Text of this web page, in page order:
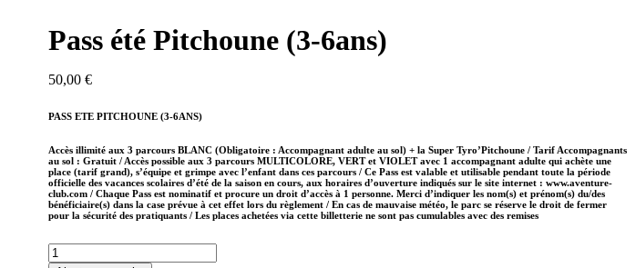
Pass été Pitchoune (3-6ans)
50,00 €
PASS ETE PITCHOUNE (3-6ANS)
Accès illimité aux 3 parcours BLANC (Obligatoire : Accompagnant adulte au sol)​ + la Super Tyro’Pitchoune / Tarif Accompagnants
au sol : Gratuit​ / Accès possible aux 3 parcours MULTICOLORE, VERT et VIOLET avec 1 accompagnant adulte qui achète une
place (tarif grand), s’équipe et grimpe avec l’enfant dans ces parcours​ / Ce Pass est valable et utilisable pendant toute la période
officielle des vacances scolaires d’été de la saison en cours, aux horaires d’ouverture indiqués sur le site internet : www.aventure-
club.com / Chaque Pass est nominatif et procure un droit d’accès à 1 personne. Merci d’indiquer les nom(s) et prénom(s) du/des
bénéficiaire(s) dans la case prévue à cet effet lors du règlement / En cas de mauvaise météo, le parc se réserve le droit de fermer
pour la sécurité des pratiquants / Les places achetées via cette billetterie ne sont pas cumulables avec des remises
quantité